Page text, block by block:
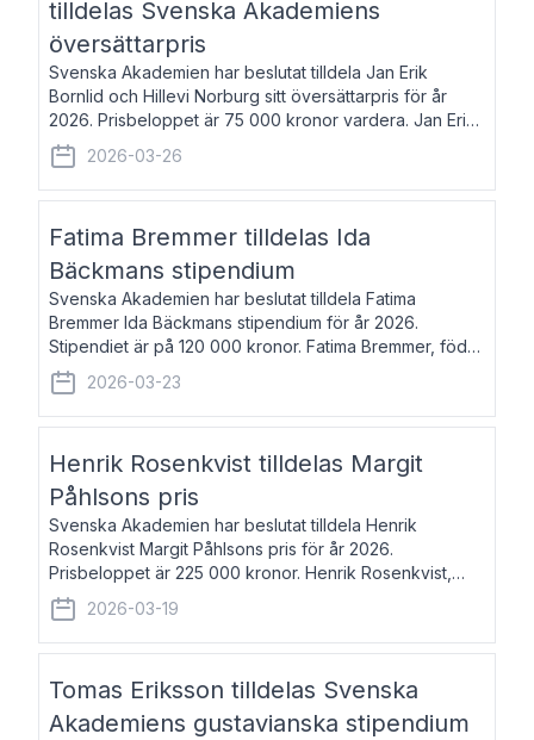
tilldelas Svenska Akademiens
översättarpris
Svenska Akademien har beslutat tilldela Jan Erik
Bornlid och Hillevi Norburg sitt översättarpris för år
2026. Prisbeloppet är 75 000 kronor vardera. Jan Erik
Bornlid, född 1947, är översättare från tyska. Han är
främst känd för sina översät
2026-03-26
Fatima Bremmer tilldelas Ida
Bäckmans stipendium
Svenska Akademien har beslutat tilldela Fatima
Bremmer Ida Bäckmans stipendium för år 2026.
Stipendiet är på 120 000 kronor. Fatima Bremmer, född
1977, är journalist och författare. Hon utkom i fjol med
boken Ligan. Klarakvarterens blodsyst
2026-03-23
Henrik Rosenkvist tilldelas Margit
Påhlsons pris
Svenska Akademien har beslutat tilldela Henrik
Rosenkvist Margit Påhlsons pris för år 2026.
Prisbeloppet är 225 000 kronor. Henrik Rosenkvist,
född 1965, är professor i nordiska språk vid Göteborgs
universitet. Han disputerade 2004 på avhan
2026-03-19
Tomas Eriksson tilldelas Svenska
Akademiens gustavianska stipendium